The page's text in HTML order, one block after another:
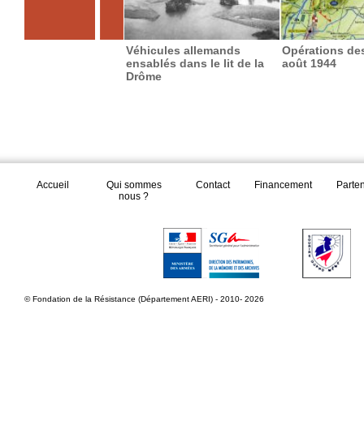
Véhicules allemands
ensablés dans le lit de la
Drôme
Opérations
août 1944
Accueil
Qui sommes
nous ?
Contact Financement
© Fondation de la Résistance (Département AERI) - 2010- 2026